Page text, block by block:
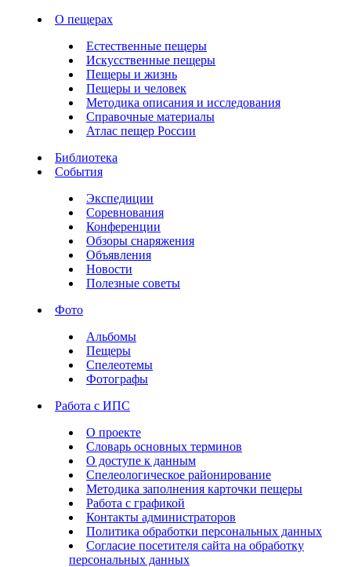
О пещерах
Естественные пещеры
Искусственные пещеры
Пещеры и жизнь
Пещеры и человек
Методика описания и исследования
Справочные материалы
Атлас пещер России
Библиотека
События
Экспедиции
Соревнования
Конференции
Обзоры снаряжения
Объявления
Новости
Полезные советы
Фото
Альбомы
Пещеры
Спелеотемы
Фотографы
Работа с ИПС
О проекте
Словарь основных терминов
О доступе к данным
Спелеологическое районирование
Методика заполнения карточки пещеры
Работа с графикой
Контакты администраторов
Политика обработки персональных данных
Согласие посетителя сайта на обработку
персональных данных